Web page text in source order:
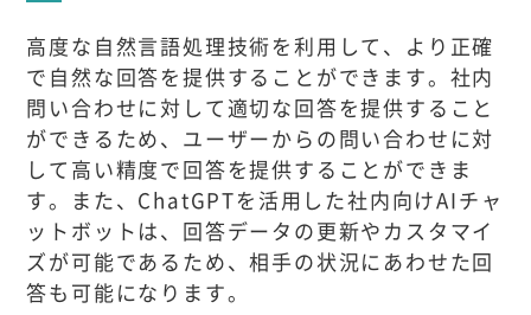
高度な自然言語処理技術を利用して、より正確
で自然な回答を提供することができます。社内
問い合わせに対して適切な回答を提供すること
ができるため、ユーザーからの問い合わせに対
して高い精度で回答を提供することができま
す。また、ChatGPTを活用した社内向けAIチャ
ットボットは、回答データの更新やカスタマイ
ズが可能であるため、相手の状況にあわせた回
答も可能になります。